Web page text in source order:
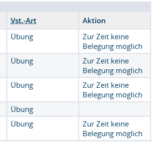
Vst.-Art
Aktion
Übung
Zur Zeit keine
Belegung möglich
Übung
Zur Zeit keine
Belegung möglich
Übung
Zur Zeit keine
Belegung möglich
Übung
Übung
Zur Zeit keine
Belegung möglich